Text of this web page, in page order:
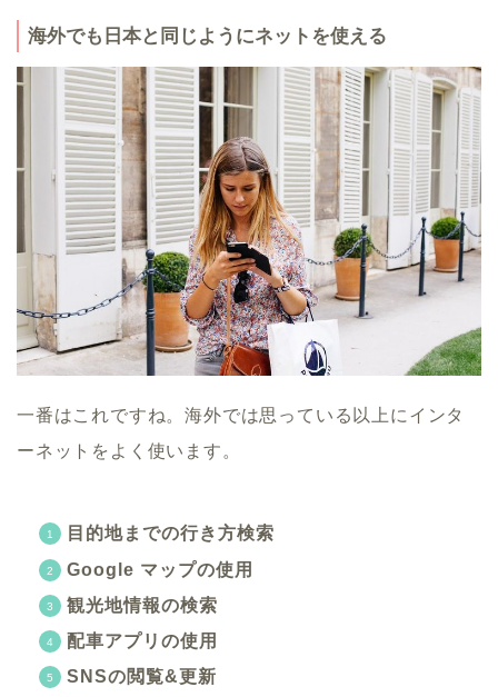
海外でも日本と同じようにネットを使える
一番はこれですね。海外では思っている以上にインタ
ーネットをよく使います。
目的地までの行き方検索
Google マップの使用
観光地情報の検索
配車アプリの使用
SNSの閲覧&更新